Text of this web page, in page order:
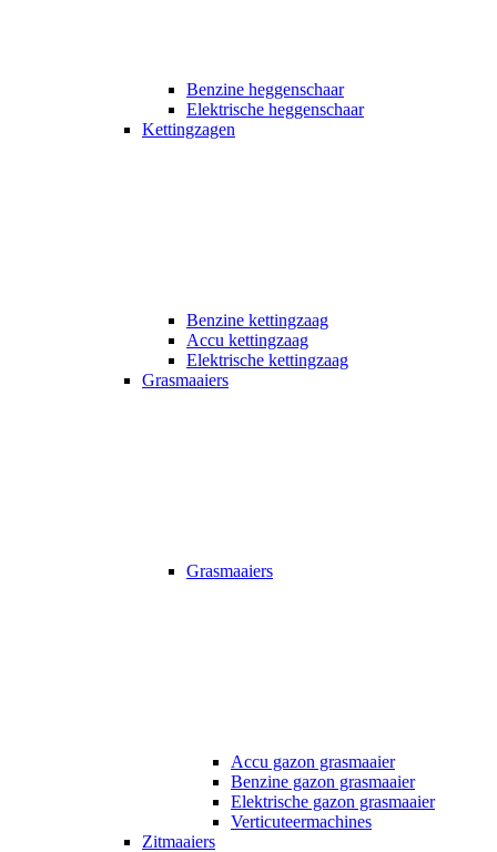
Benzine heggenschaar
Elektrische heggenschaar
Kettingzagen
Benzine kettingzaag
Accu kettingzaag
Elektrische kettingzaag
Grasmaaiers
Grasmaaiers
Accu gazon grasmaaier
Benzine gazon grasmaaier
Elektrische gazon grasmaaier
Verticuteermachines
Zitmaaiers